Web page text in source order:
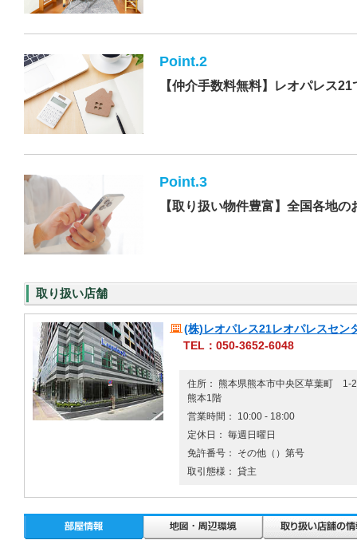
Point.2
【仲介手数料無料】レオパレス
Point.3
【取り扱い物件豊富】全国各地
取り扱い店舗
(株)レオパレス21レオパレスセン
TEL：050-3652-6048
住所： 熊本県熊本市中央区草葉町 1-
熊本1階
営業時間： 10:00 - 18:00
定休日： 毎週日曜日
免許番号： その他（）第号
取引態様： 貸主